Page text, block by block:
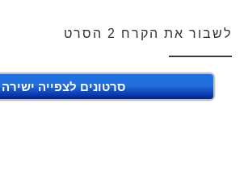
לשבור את הקרח 2 הסרט
סרטונים לצפייה ישירה